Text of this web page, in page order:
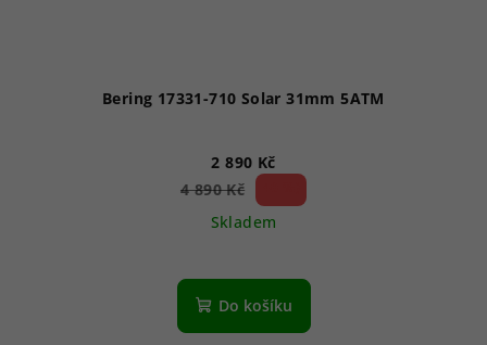
Bering 17331-710 Solar 31mm 5ATM
2 890 Kč
4 890 Kč
Skladem
Do košíku